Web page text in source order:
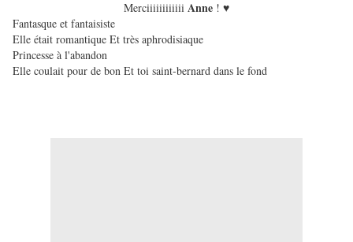
Merciiiiiiiiiiii Anne ! ♥
Fantasque et fantaisiste
Elle était romantique Et très aphrodisiaque
Princesse à l'abandon
Elle coulait pour de bon Et toi saint-bernard dans le fond